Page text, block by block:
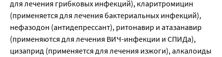
для лечения грибковых инфекций), кларитромицин
(применяется для лечения бактериальных инфекций),
нефазодон (антидепрессант), ритонавир и атазанавир
(применяются для лечения ВИЧ-инфекции и СПИДа),
цизаприд (применяется для лечения изжоги), алкалоиды